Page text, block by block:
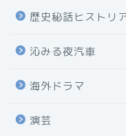
歴史秘話ヒストリ
沁みる夜汽車
海外ドラマ
演芸